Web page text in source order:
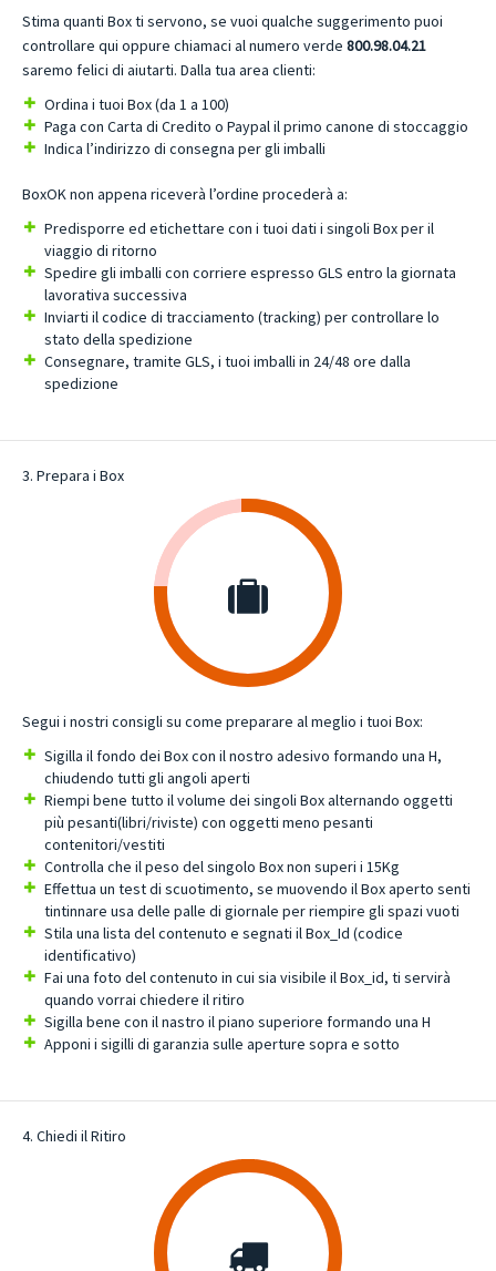
Stima quanti Box ti servono, se vuoi qualche suggerimento puoi
controllare qui oppure chiamaci al numero verde 800.98.04.21
saremo felici di aiutarti. Dalla tua area clienti:
Ordina i tuoi Box (da 1 a 100)
Paga con Carta di Credito o Paypal il primo canone di stoccaggio
Indica l’indirizzo di consegna per gli imballi
BoxOK non appena riceverà l’ordine procederà a:
Predisporre ed etichettare con i tuoi dati i singoli Box per il
viaggio di ritorno
Spedire gli imballi con corriere espresso GLS entro la giornata
lavorativa successiva
Inviarti il codice di tracciamento (tracking) per controllare lo
stato della spedizione
Consegnare, tramite GLS, i tuoi imballi in 24/48 ore dalla
spedizione
3. Prepara i Box
Segui i nostri consigli su come preparare al meglio i tuoi Box:
Sigilla il fondo dei Box con il nostro adesivo formando una H,
chiudendo tutti gli angoli aperti
Riempi bene tutto il volume dei singoli Box alternando oggetti
più pesanti(libri/riviste) con oggetti meno pesanti
contenitori/vestiti
Controlla che il peso del singolo Box non superi i 15Kg
Effettua un test di scuotimento, se muovendo il Box aperto senti
tintinnare usa delle palle di giornale per riempire gli spazi vuoti
Stila una lista del contenuto e segnati il Box_Id (codice
identificativo)
Fai una foto del contenuto in cui sia visibile il Box_id, ti servirà
quando vorrai chiedere il ritiro
Sigilla bene con il nastro il piano superiore formando una H
Apponi i sigilli di garanzia sulle aperture sopra e sotto
4. Chiedi il Ritiro